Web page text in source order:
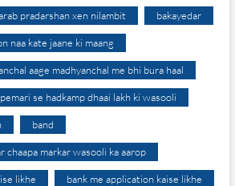
pradarshan xen nilambit bakayedar
naa kate jaane ki maang
aage madhyanchal me bhi bura haal
se hadkamp dhaai lakh ki wasooli
band
chaapa markar wasooli ka aarop
likhe bank me application kaise likhe